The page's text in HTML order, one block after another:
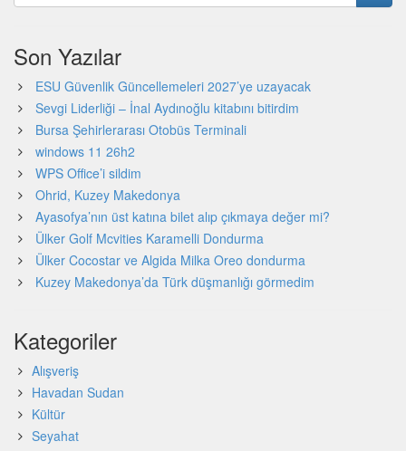
Son Yazılar
ESU Güvenlik Güncellemeleri 2027’ye uzayacak
Sevgi Liderliği – İnal Aydınoğlu kitabını bitirdim
Bursa Şehirlerarası Otobüs Terminali
windows 11 26h2
WPS Office’i sildim
Ohrid, Kuzey Makedonya
Ayasofya’nın üst katına bilet alıp çıkmaya değer mi?
Ülker Golf Mcvities Karamelli Dondurma
Ülker Cocostar ve Algida Milka Oreo dondurma
Kuzey Makedonya’da Türk düşmanlığı görmedim
Kategoriler
Alışveriş
Havadan Sudan
Kültür
Seyahat